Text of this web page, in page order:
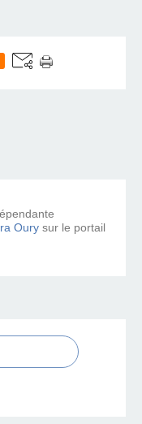
Oury sur le portail